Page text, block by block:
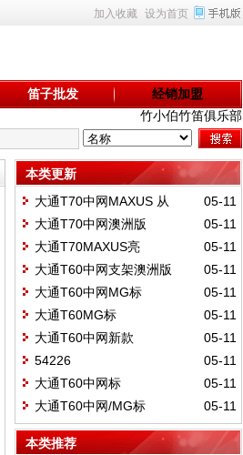
加入收藏 设为首页
笛子批发 经销加盟
竹小伯竹笛俱乐部
本类更新
05-11
大通T70中网MAXUS 从
98785/0280us
05-11
大通T70中网澳洲版
C00336331/0495US
05-11
大通T70MAXUS亮
C00198785/140CN
05-11
大通T60中网支架澳洲版
C00351635/021US
05-11
大通T60中网MG标
C00233349US
05-11
大通T60MG标
C0023339/310US
05-11
大通T60中网新款
C00163008/0498US
05-11
54226
05-11
大通T60中网标
C00048052US
05-11
大通T60中网/MG标
C00233349CN
本类推荐